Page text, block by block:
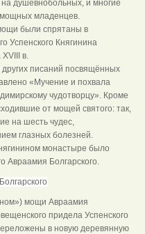
на душевнобольных, и многие
младенцев.
были спрятаны в
Успенского Княгинина
в.
писаний посвящённых
«Мучение и похвала
чудотворцу». Кроме
от мощей святого: так,
на шесть чудес,
глазных болезней.
монастыре было
Авраамия Болгарского.
мощи Авраамия
придела Успенского
в новую деревянную